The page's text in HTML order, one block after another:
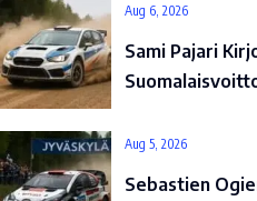
Aug 6, 2026
Sami Pajari
Aug 5, 2026
Sebastien